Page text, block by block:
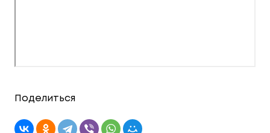
Поделиться